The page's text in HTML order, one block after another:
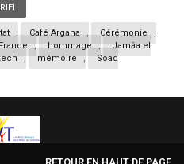
, Café Argana , Cérémonie
,
, hommage ,
Jamâa el
, mémoire ,
Soad